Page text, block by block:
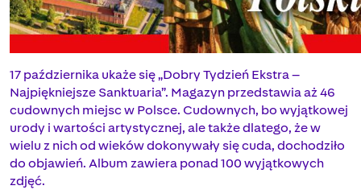
17 października ukaże się „Dobry Tydzień Ekstra –
Najpiękniejsze Sanktuaria”. Magazyn przedstawia aż 46
cudownych miejsc w Polsce. Cudownych, bo wyjątkowej
urody i wartości artystycznej, ale także dlatego, że w
wielu z nich od wieków dokonywały się cuda, dochodziło
do objawień. Album zawiera ponad 100 wyjątkowych
zdjęć.